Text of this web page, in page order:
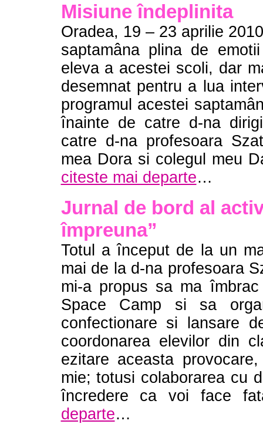
Misiune îndeplinita
Oradea, 19 – 23 aprilie
saptamâna plina de
eleva a acestei scoli, dar
desemnat pentru a lua
programul acestei
înainte de catre d-na
catre d-na profesoara
mea Dora si colegul meu
citeste mai departe…
Jurnal de bord al
împreuna”
Totul a început de la un
mai de la d-na profesoara
mi-a propus sa ma
Space Camp si sa
confectionare si lansare
coordonarea elevilor din
ezitare aceasta
mie; totusi colaborarea cu
încredere ca voi face
departe…